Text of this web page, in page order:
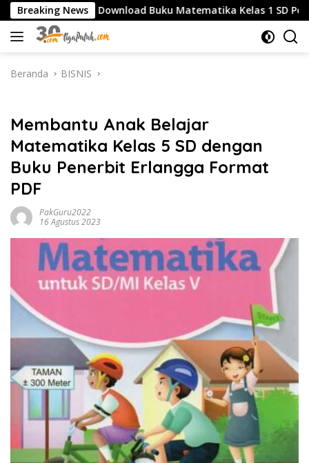
Langsung
ke
konten
Breaking News
Download Buku Matematika Kelas 1 SD Penerbit
Beranda BISNIS
Membantu Anak Belajar
Matematika Kelas 5 SD dengan
Buku Penerbit Erlangga Format
PDF
PakGuru2022
16 Agustus 2023